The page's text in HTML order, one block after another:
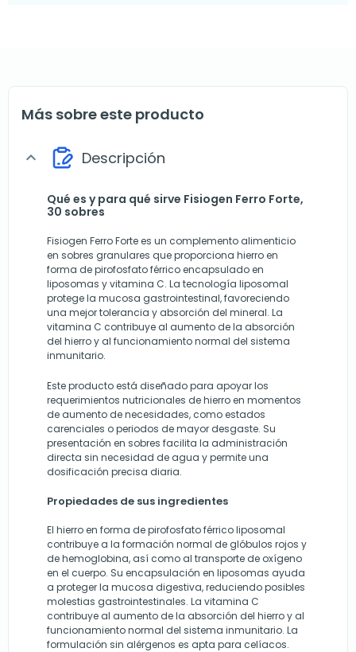
Más sobre este producto
expand_more Descripción
Qué es y para qué sirve Fisiogen Ferro Forte,
30 sobres
Fisiogen Ferro Forte es un complemento alimenticio
en sobres granulares que proporciona hierro en
forma de pirofosfato férrico encapsulado en
liposomas y vitamina C. La tecnología liposomal
protege la mucosa gastrointestinal, favoreciendo
una mejor tolerancia y absorción del mineral. La
vitamina C contribuye al aumento de la absorción
del hierro y al funcionamiento normal del sistema
inmunitario.
Este producto está diseñado para apoyar los
requerimientos nutricionales de hierro en momentos
de aumento de necesidades, como estados
carenciales o periodos de mayor desgaste. Su
presentación en sobres facilita la administración
directa sin necesidad de agua y permite una
dosificación precisa diaria.
Propiedades de sus ingredientes
El hierro en forma de pirofosfato férrico liposomal
contribuye a la formación normal de glóbulos rojos y
de hemoglobina, así como al transporte de oxígeno
en el cuerpo. Su encapsulación en liposomas ayuda
a proteger la mucosa digestiva, reduciendo posibles
molestias gastrointestinales. La vitamina C
contribuye al aumento de la absorción del hierro y al
funcionamiento normal del sistema inmunitario. La
formulación sin alérgenos es apta para celíacos.